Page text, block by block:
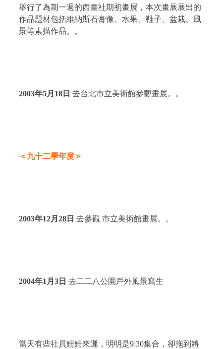
舉行了為期一週的西畫社期初畫展，本次畫展展出的
作品題材包括維納斯石膏像、水果、鞋子、盆栽、風
景等素描作品。。
2003年5月 18 日 去台北市立美術館參觀畫展。。
＜九十二學年度＞
2003年12月 28 日 去參觀 市立美術館畫展。。
2004年1 月 3 日 去二二八公園戶外風景寫生
當天有些社員姍姍來遲，明明是9:30集合，卻拖到將